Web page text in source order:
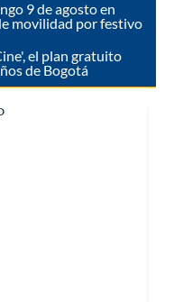
9 de agosto en
movilidad por festivo
el plan gratuito
de Bogotá